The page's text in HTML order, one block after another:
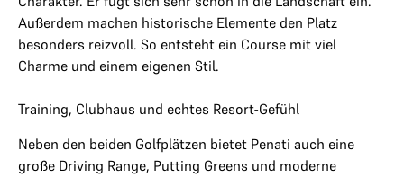
Außerdem machen historische Elemente den Platz
besonders reizvoll. So entsteht ein Course mit viel
Charme und einem eigenen Stil.
Training, Clubhaus und echtes Resort-Gefühl
Neben den beiden Golfplätzen bietet Penati auch eine
große Driving Range, Putting Greens und moderne